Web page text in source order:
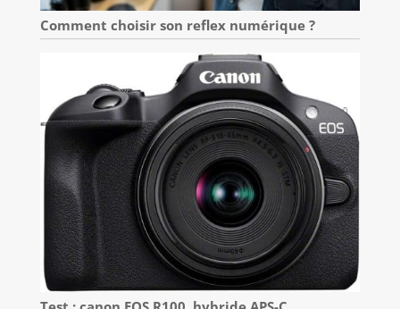
Comment choisir son reflex numérique ?